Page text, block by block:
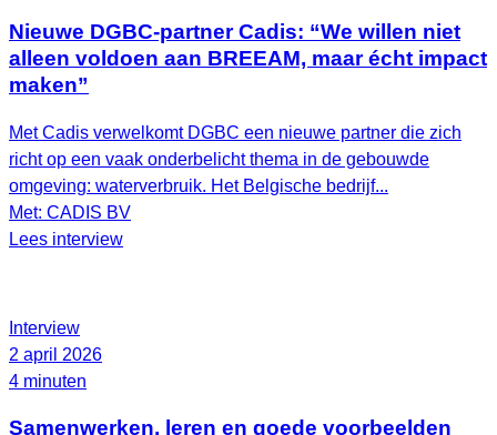
Nieuwe DGBC-partner Cadis: “We willen niet
alleen voldoen aan BREEAM, maar écht impact
maken”
Met Cadis verwelkomt DGBC een nieuwe partner die zich
richt op een vaak onderbelicht thema in de gebouwde
omgeving: waterverbruik. Het Belgische bedrijf...
Met: CADIS BV
Lees interview
Interview
2 april 2026
4 minuten
Samenwerken, leren en goede voorbeelden